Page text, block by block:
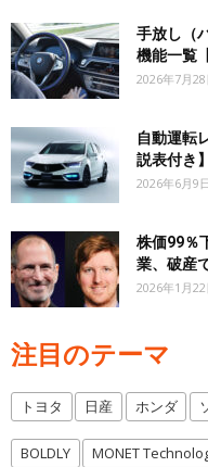
手放し（
機能一覧
2026年7月
自動運転
説表付き】
2026年6月9
株価99％
業、破産
2026年1月
注目のテーマ
トヨタ 日産 ホンダ
BOLDLY MONET